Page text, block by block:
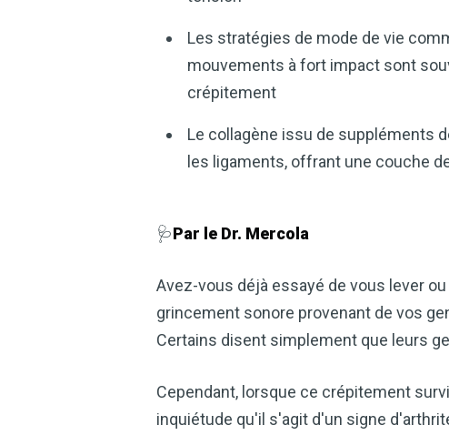
Les stratégies de mode de vie
mouvements à fort impact sont
crépitement
Le collagène issu de suppléments
les ligaments, offrant une couche
🩺Par le Dr. Mercola
Avez-vous déjà essayé de vous lever
grincement sonore provenant de vos
Certains disent simplement que leurs
Cependant, lorsque ce crépitement
inquiétude qu'il s'agit d'un signe